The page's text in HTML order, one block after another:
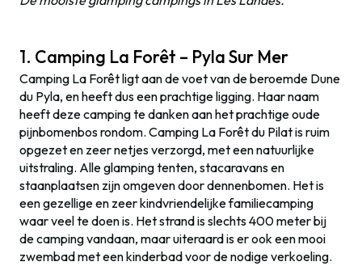
1. Camping La Forêt – Pyla Sur Mer
Camping La Forêt ligt aan de voet van de beroemde Dune
du Pyla, en heeft dus een prachtige ligging. Haar naam
heeft deze camping te danken aan het prachtige oude
pijnbomenbos rondom. Camping La Forêt du Pilat is ruim
opgezet en zeer netjes verzorgd, met een natuurlijke
uitstraling. Alle glamping tenten, stacaravans en
staanplaatsen zijn omgeven door dennenbomen. Het is
een gezellige en zeer kindvriendelijke familiecamping
waar veel te doen is. Het strand is slechts 400 meter bij
de camping vandaan, maar uiteraard is er ook een mooi
zwembad met een kinderbad voor de nodige verkoeling.